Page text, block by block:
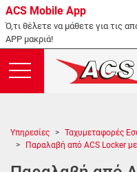
ACS Mobile App
Ό,τι θέλετε να μάθετε για τις
APP μακριά!
Υπηρεσίες
Ταχυμεταφορές
Παραλαβή από ACS Locker